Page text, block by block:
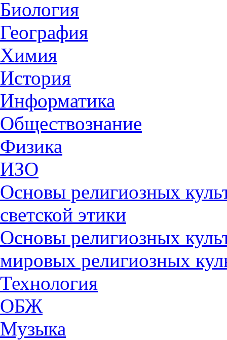
Биология
География
Химия
История
Информатика
Обществознание
Физика
ИЗО
Основы религиозных
светской этики
Основы религиозных
мировых религиозных
Технология
ОБЖ
Музыка